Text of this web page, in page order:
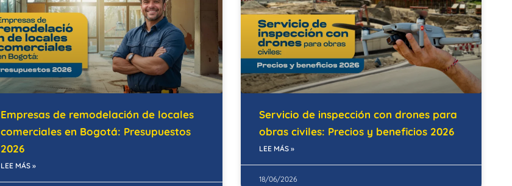
Empresas de remodelación de locales
comerciales en Bogotá: Presupuestos
2026
LEE MÁS »
Servicio de inspección con drones para
obras civiles: Precios y beneficios 2026
LEE MÁS »
18/06/2026